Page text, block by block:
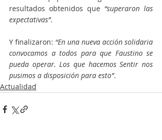
resultados obtenidos que “superaron las
expectativas”.
Y finalizaron: “En una nueva acción solidaria
convocamos a todos para que Faustino se
pueda operar. Los que hacemos Sentir nos
pusimos a disposición para esto”.
Actualidad